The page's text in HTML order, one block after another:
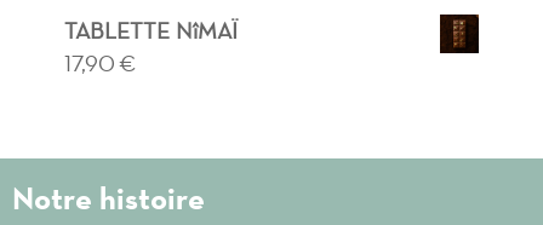
TABLETTE NîMAÏ
17,90€
Notre histoire